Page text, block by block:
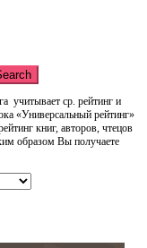
учитывает ср. рейтинг и
«Универсальный рейтинг»
книг, авторов, чтецов
образом Вы получаете